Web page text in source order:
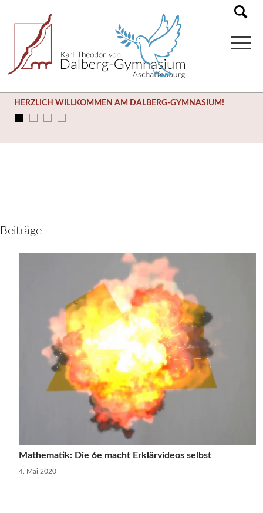
HERZLICH WILLKOMMEN AM DALBERG-GYMNASIUM!
Beiträge
Mathematik: Die 6e macht Erklärvideos selbst
4. Mai 2020